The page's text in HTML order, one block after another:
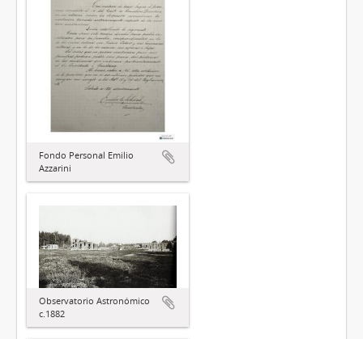
Fondo Personal Emilio
Azzarini
Observatorio Astronómico
c.1882